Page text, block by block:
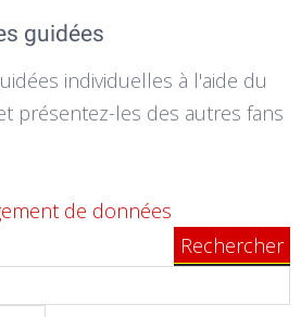
guidées
individuelles à l'aide du
présentez-les des autres fans
de données